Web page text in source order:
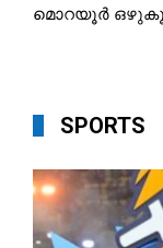
മൊറയൂർ
SPORTS